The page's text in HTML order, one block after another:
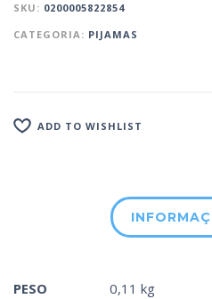
SKU: 0200005822854
CATEGORIA: PIJAMAS
ADD TO WISHLIST
PESO
0,11 kg